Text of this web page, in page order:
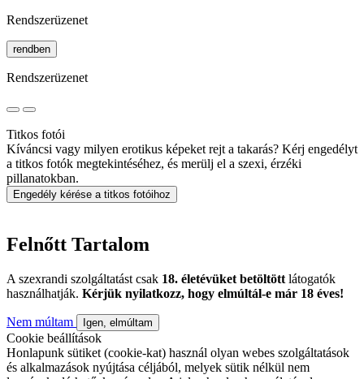
Rendszerüzenet
rendben
Rendszerüzenet
Titkos fotói
Kíváncsi vagy milyen erotikus képeket rejt a takarás? Kérj engedélyt
a titkos fotók megtekintéséhez, és merülj el a szexi, érzéki
pillanatokban.
Engedély kérése a titkos fotóihoz
Felnőtt Tartalom
A szexrandi szolgáltatást csak 18. életévüket betöltött látogatók
használhatják. Kérjük nyilatkozz, hogy elmúltál-e már 18 éves!
Nem múltam Igen, elmúltam
Cookie beállítások
Honlapunk sütiket (cookie-kat) használ olyan webes szolgáltatások
és alkalmazások nyújtása céljából, melyek sütik nélkül nem